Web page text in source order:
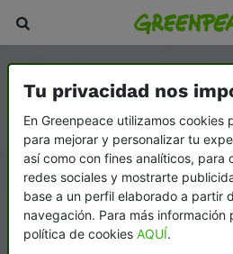
Tu privacidad nos
En Greenpeace utilizamos cookies
para mejorar y personalizar tu
así como con fines analíticos, para
redes sociales y mostrarte
base a un perfil elaborado a partir
navegación. Para más información
política de cookies AQUÍ.